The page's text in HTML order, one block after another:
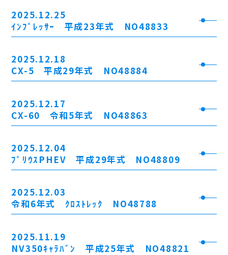
2025.12.25
ｲﾝﾌﾟﾚｯｻｰ 平成23年式 NO48833
2025.12.18
CX-5 平成29年式 NO48884
2025.12.17
CX-60 令和5年式 NO48863
2025.12.04
ﾌﾟﾘｳｽPHEV 平成29年式 NO48809
2025.12.03
令和6年式 ｸﾛｽﾄﾚｯｸ NO48788
2025.11.19
NV350ｷｬﾗﾊﾞﾝ 平成25年式 NO48821